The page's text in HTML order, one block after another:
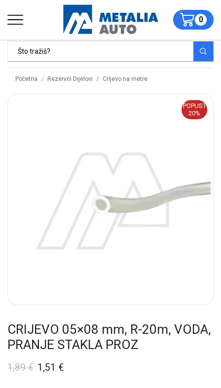
0
Početna / Rezervni Dijelovi / Crijevo na metre
POPUST
20%
CRIJEVO 05×08 mm, R-20m, VODA,
PRANJE STAKLA PROZ
1,89€ 1,51 €